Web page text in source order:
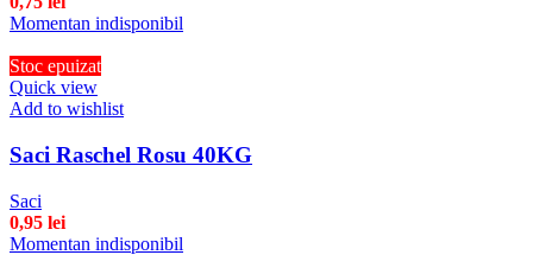
Momentan indisponibil
Stoc epuizat
Quick view
Add to wishlist
Saci Raschel Rosu 40KG
Saci
0,95 lei
Momentan indisponibil